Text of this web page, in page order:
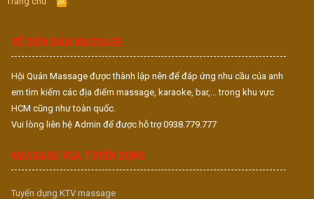
S
VỀ DIỄN ĐÀN MASSAGE
Hội Quán Massage được thành lập nên để đáp ứng nhu cầu của anh
em tìm kiếm các địa điểm massage, karaoke, bar,... trong khu vực
HCM cũng như toàn quốc.
Vui lòng liên hệ Admin để được hỗ trợ 0938.779.777
MASSAGE VUA TUYỂN DỤNG
Tuyển dụng KTV massage